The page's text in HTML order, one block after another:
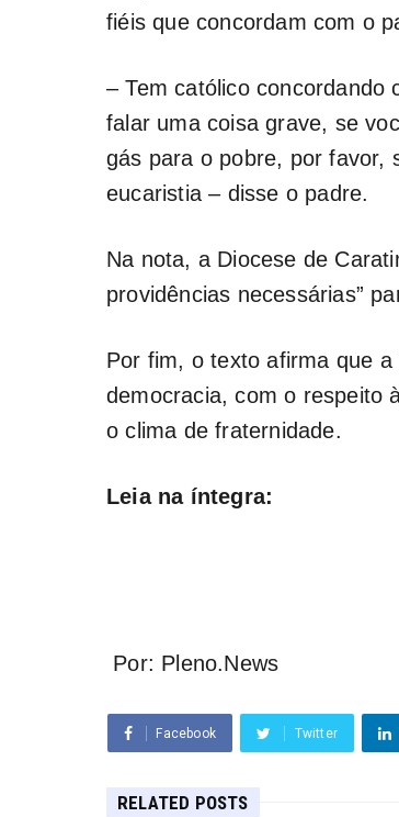
fiéis que concordam com o
– Tem católico concordando
falar uma coisa grave, se
gás para o pobre, por favor,
eucaristia – disse o padre.
Na nota, a Diocese de
providências necessárias”
Por fim, o texto afirma que
democracia, com o respeito
o clima de fraternidade.
Leia na íntegra:
Por: Pleno.News
Facebook Twitter
RELATED POSTS